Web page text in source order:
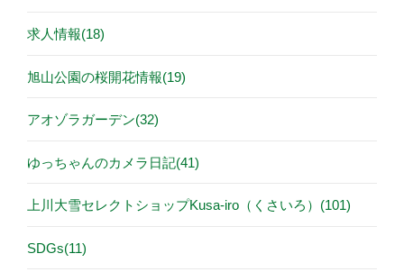
求人情報(18)
旭山公園の桜開花情報(19)
アオゾラガーデン(32)
ゆっちゃんのカメラ日記(41)
上川大雪セレクトショップKusa-iro（くさいろ）(101)
SDGs(11)